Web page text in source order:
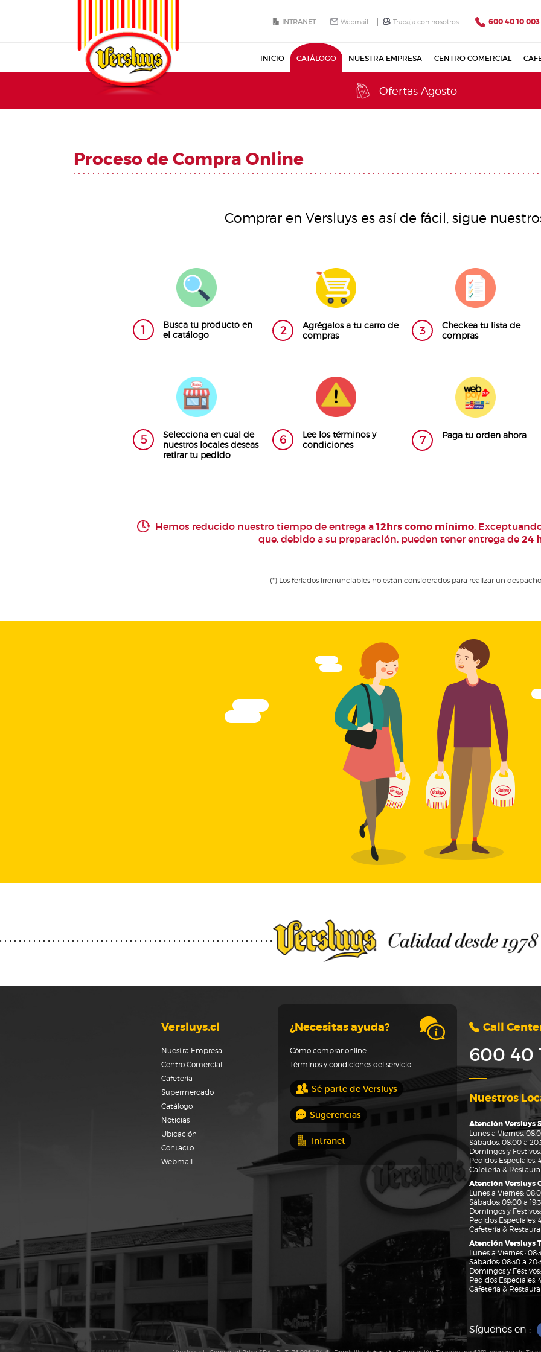
INTRANET Webmail Trabaja con nosotros 600 40 10 003
INICIO CATÁLOGO NUESTRA EMPRESA CENTRO COMERCIAL
Ofertas Agosto
Proceso de Compra Online
Comprar en Versluys es así de fácil, sigue
1
Busca tu producto en
el catálogo
2
Agrégalos a tu carro de
compras
3
Checkea tu lista de
compras
5
Selecciona en cual de
nuestros locales deseas
retirar tu pedido
6
Lee los términos y
condiciones
7 Paga tu orden ahora
Hemos reducido nuestro tiempo de entrega a12hrs como mínimo.
que, debido a su preparación, pueden tener entrega de 24
(*) Los feriados irrenunciables no están considerados para realizar un despacho
Versluys.cl
Nuestra Empresa
Centro Comercial
Cafetería
Supermercado
Catálogo
Noticias
Ubicación
Contacto
Webmail
¿Necesitas ayuda?
Cómo comprar online
Términos y condiciones del servicio
Sé parte de Versluys
Sugerencias
Intranet
Call
600 40
Nuestros
Atención Versluys
Lunes a Viernes:
Sábados: 08:00 a
Domingos y
Pedidos Especiales:
Cafetería &
Atención Versluys
Lunes a Viernes:
Sábados: 09:00 a
Domingos y
Pedidos Especiales:
Cafetería &
Atención Versluys
Lunes a Viernes :
Sábados: 08:30 a
Domingos y
Pedidos Especiales:
Cafetería &
Síguenos en :